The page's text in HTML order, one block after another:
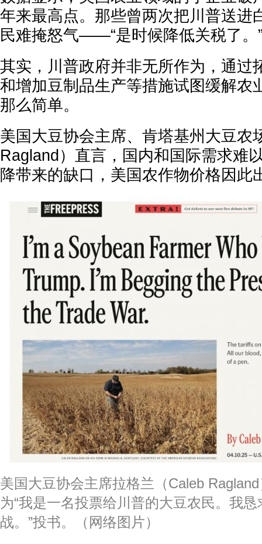
年来最高点。那些曾两次把川普送进
民难掩怒气——“是时候降低关税了。
其实，川普政府并非无所作为，通过
和增加豆制品生产等措施试图缓解农
那么简单。
美国大豆协会主席、肯塔基州大豆农
Ragland）直言，国内和国际需求难
降带来的缺口，美国农作物价格因此
美国大豆协会主席拉格兰（Caleb
为“我是一名投票给川普的大豆农民。我
战。”投书。（网络图片）